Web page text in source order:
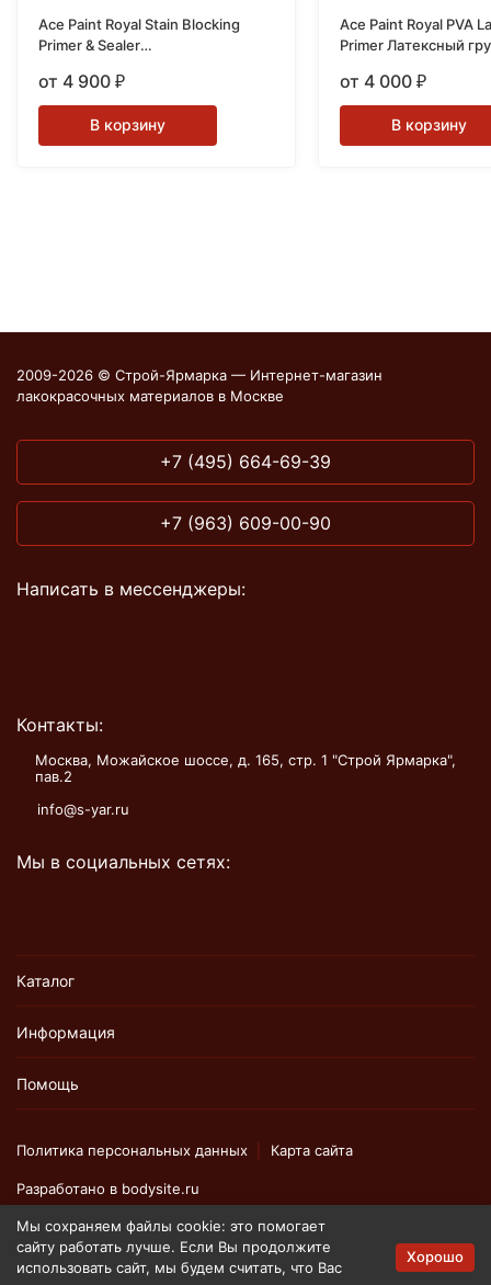
Ace Paint Royal Stain Blocking
Primer & Sealer
от 4 900 ₽
В корзину
Ace Paint Royal PVA
Primer Латексный
от 4 000 ₽
В корзину
2009-2026 © Строй-Ярмарка — Интернет-магазин
лакокрасочных материалов в Москве
+7 (495) 664-69-39
+7 (963) 609-00-90
Написать в мессенджеры:
Контакты:
Москва, Можайское шоссе, д. 165, стр. 1 "Строй Ярмарка",
пав.2
info@s-yar.ru
Мы в социальных сетях:
Каталог
Информация
Помощь
Политика персональных данных Карта сайта
Разработано в bodysite.ru
Вся представленная на сайте информация, касающаяся
технических характеристик, наличия на складе, стоимости
Мы сохраняем файлы cookie: это помогает
сайту работать лучше. Если Вы продолжите
использовать сайт, мы будем считать, что Вас
Хорошо